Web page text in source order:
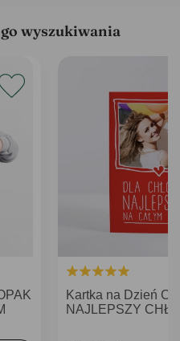
wyszukiwania
Kartka na Dzień
NAJLEPSZY